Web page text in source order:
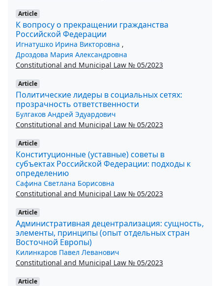
Article
К вопросу о прекращении гражданства
Российской Федерации
Игнатушко Ирина Викторовна ,
Дроздова Мария Александровна
Constitutional and Municipal Law № 05/2023
Article
Политические лидеры в социальных сетях:
прозрачность ответственности
Булгаков Андрей Эдуардович
Constitutional and Municipal Law № 05/2023
Article
Конституционные (уставные) советы в
субъектах Российской Федерации: подходы к
определению
Сафина Светлана Борисовна
Constitutional and Municipal Law № 05/2023
Article
Административная децентрализация: сущность,
элементы, принципы (опыт отдельных стран
Восточной Европы)
Килинкаров Павел Леванович
Constitutional and Municipal Law № 05/2023
Article